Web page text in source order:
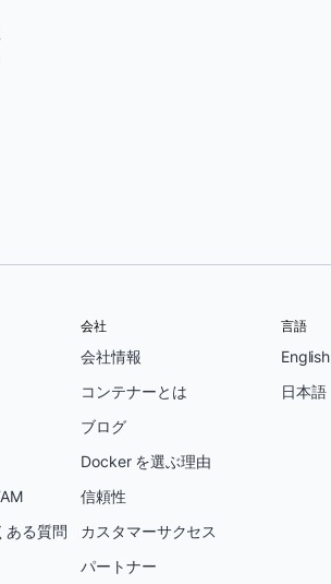
ある質問
会社
会社情報
コンテナーとは
ブログ
Docker を選ぶ理由
信頼性
カスタマーサクセス
パートナー
言語
English
日本語